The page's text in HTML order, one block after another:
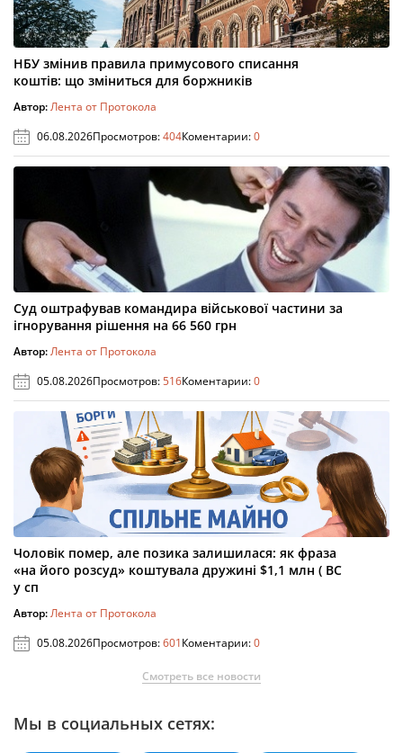
НБУ змінив правила примусового списання
коштів: що зміниться для боржників
Автор:Лента от Протокола
06.08.2026Просмотров:404Коментарии:0
Суд оштрафував командира військової частини за
ігнорування рішення на 66 560 грн
Автор:Лента от Протокола
05.08.2026Просмотров:516Коментарии:0
Чоловік помер, але позика залишилася: як фраза
«на його розсуд» коштувала дружині $1,1 млн ( ВС
у сп
Автор:Лента от Протокола
05.08.2026Просмотров:601Коментарии:0
Смотреть все новости
Мы в социальных сетях: